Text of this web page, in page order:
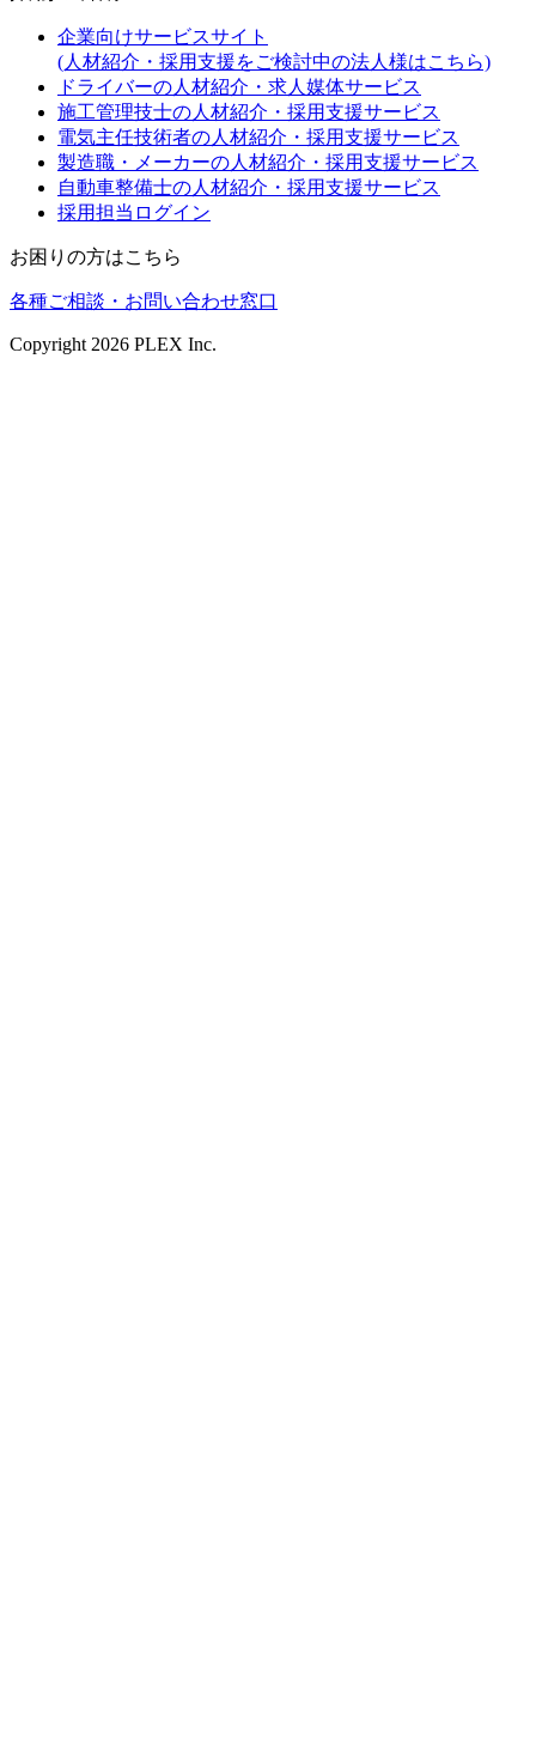
企業向けサービスサイト
(人材紹介・採用支援をご検討中の法人様はこちら)
ドライバーの人材紹介・求人媒体サービス
施工管理技士の人材紹介・採用支援サービス
電気主任技術者の人材紹介・採用支援サービス
製造職・メーカーの人材紹介・採用支援サービス
自動車整備士の人材紹介・採用支援サービス
採用担当ログイン
お困りの方はこちら
各種ご相談・お問い合わせ窓口
Copyright 2026 PLEX Inc.